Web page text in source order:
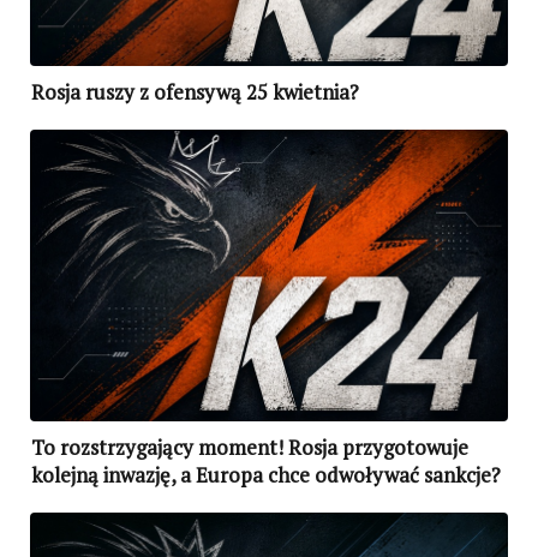
Rosja ruszy z ofensywą 25 kwietnia?
To rozstrzygający moment! Rosja przygotowuje
kolejną inwazję, a Europa chce odwoływać sankcje?